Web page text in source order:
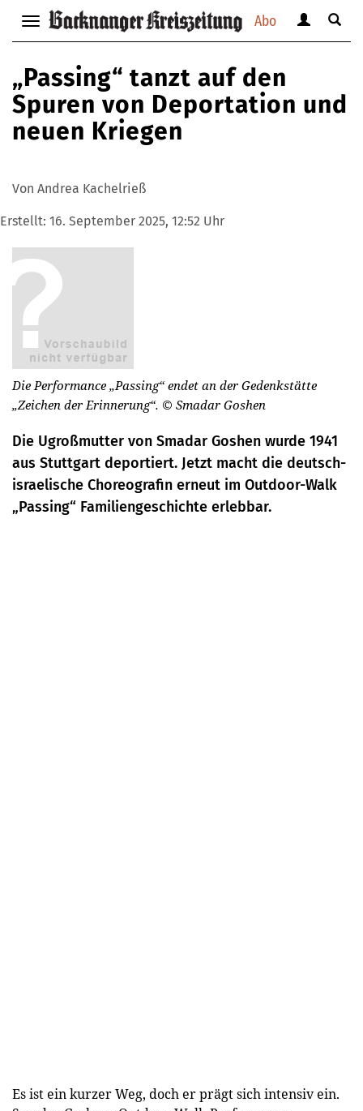
Abo
Navigation
anzeigen
verbergen
anzeigen
Suche
„Passing“ tanzt auf den
Spuren von Deportation und
neuen Kriegen
Von Andrea Kachelrieß
Erstellt: 16. September 2025, 12:52 Uhr
Die Performance „Passing“ endet an der Gedenkstätte
„Zeichen der Erinnerung“. © Smadar Goshen
Die Ugroßmutter von Smadar Goshen wurde 1941
aus Stuttgart deportiert. Jetzt macht die deutsch-
israelische Choreografin erneut im Outdoor-Walk
„Passing“ Familiengeschichte erlebbar.
Es ist ein kurzer Weg, doch er prägt sich intensiv ein.